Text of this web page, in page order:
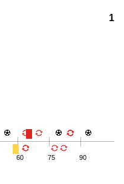
1
60 75 90